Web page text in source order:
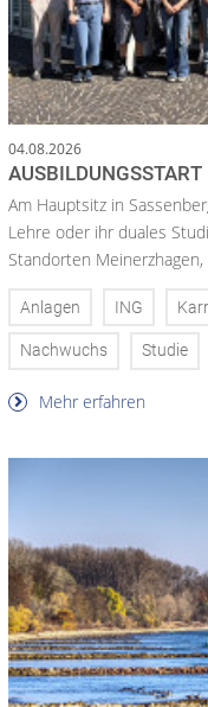
04.08.2026
Am Hauptsitz in
Lehre oder ihr duales
Standorten
Anlagen ING
Nachwuchs Studie
Mehr erfahren